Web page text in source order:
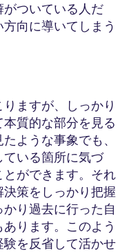
ついている人だ
向に導いてしまう
ますが、しっかり
質的な部分を見る
ような事象でも、
いる箇所に気づ
ができます。それ
策をしっかり把握
り過去に行った自
ります。このよう
を反省して活かせ